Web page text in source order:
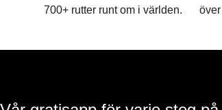
700+ rutter runt om i världen.